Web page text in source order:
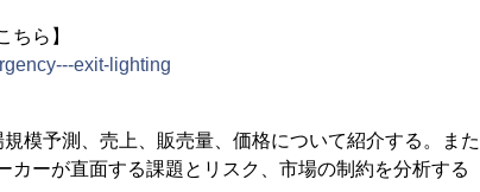
ちら】
exit-lighting
模予測、売上、販売量、価格について紹介する。また
カーが直面する課題とリスク、市場の制約を分析する